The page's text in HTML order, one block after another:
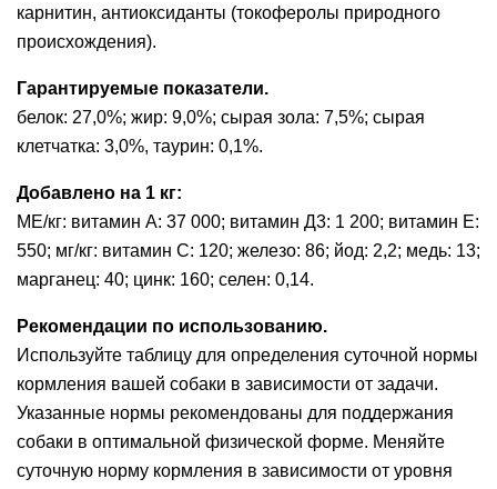
карнитин, антиоксиданты (токоферолы природного
происхождения).
Гарантируемые показатели.
белок: 27,0%; жир: 9,0%; сырая зола: 7,5%; сырая
клетчатка: 3,0%, таурин: 0,1%.
Добавлено на 1 кг:
МЕ/кг: витамин A: 37 000; витамин Д3: 1 200; витамин E:
550; мг/кг: витамин С: 120; железо: 86; йод: 2,2; медь: 13;
марганец: 40; цинк: 160; селен: 0,14.
Рекомендации по использованию.
Используйте таблицу для определения суточной нормы
кормления вашей собаки в зависимости от задачи.
Указанные нормы рекомендованы для поддержания
собаки в оптимальной физической форме. Меняйте
суточную норму кормления в зависимости от уровня